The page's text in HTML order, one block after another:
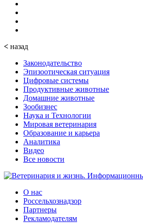
< назад
Законодательство
Эпизоотическая ситуация
Цифровые системы
Продуктивные животные
Домашние животные
Зообизнес
Наука и Технологии
Мировая ветеринария
Образование и карьера
Аналитика
Видео
Все новости
О нас
Россельхознадзор
Партнеры
Рекламодателям